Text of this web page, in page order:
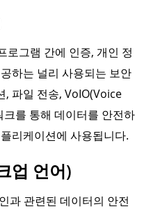
로그램 간에 인증, 개인 정
하는 널리 사용되는 보안
, 파일 전송, VoIO(Voice
를 통해 데이터를 안전하
리케이션에 사용됩니다.
업 언어)
과 관련된 데이터의 안전